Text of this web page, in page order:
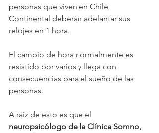
personas que viven en Chile
Continental deberán adelantar sus
relojes en 1 hora.
El cambio de hora normalmente es
resistido por varios y llega con
consecuencias para el sueño de las
personas.
A raíz de esto es que el
neuropsicólogo de la Clínica Somno,